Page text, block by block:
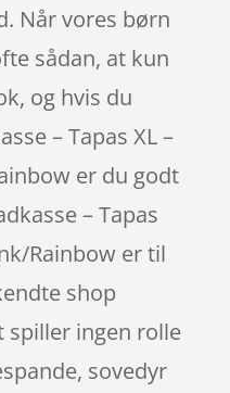
Når vores børn
sådan, at kun
og hvis du
– Tapas XL –
er du godt
– Tapas
Rainbow er til
shop
spiller ingen rolle
sovedyr